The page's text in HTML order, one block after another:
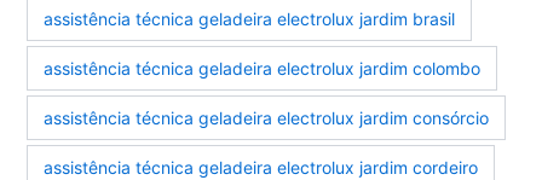
assistência técnica geladeira electrolux jardim brasil
assistência técnica geladeira electrolux jardim colombo
assistência técnica geladeira electrolux jardim consórcio
assistência técnica geladeira electrolux jardim cordeiro